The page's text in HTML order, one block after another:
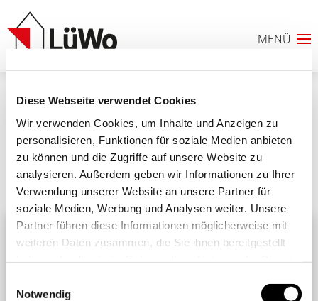
Diese Webseite verwendet Cookies
Wir verwenden Cookies, um Inhalte und Anzeigen zu
personalisieren, Funktionen für soziale Medien anbieten
zu können und die Zugriffe auf unsere Website zu
analysieren. Außerdem geben wir Informationen zu Ihrer
Verwendung unserer Website an unsere Partner für
soziale Medien, Werbung und Analysen weiter. Unsere
Partner führen diese Informationen möglicherweise mit
weiteren Daten zusammen, die Sie ihnen bereitgestellt
Cookies, wenn Sie unsere Webseite weiterhin nutzen.
Notwendig
Seniorengerechter Badumbau
Ähnliche Beiträge Alle Beiträge
ANFRAGELISTE